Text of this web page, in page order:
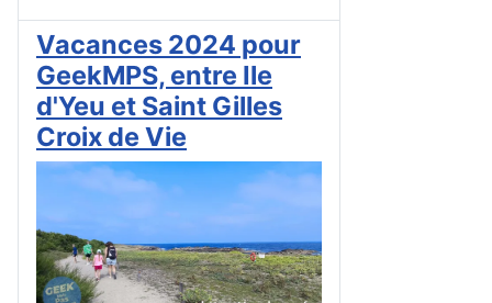
Vacances 2024 pour
GeekMPS, entre Ile
d'Yeu et Saint Gilles
Croix de Vie